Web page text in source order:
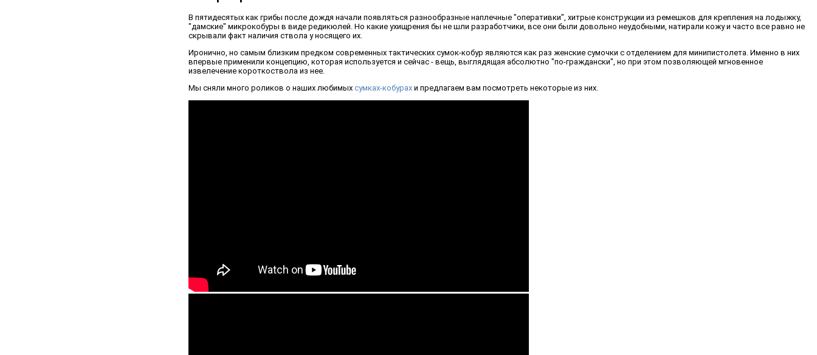
В пятидесятых как грибы после дождя начали появляться разнообразные наплечные "оперативки", хитрые конструкции из ремешков для крепления на лодыжку,
"дамские" микрокобуры в виде редикюлей. Но какие ухищрения бы не шли разработчики, все они были довольно неудобными, натирали кожу и часто все равно не
скрывали факт наличия ствола у носящего их.
Иронично, но самым близким предком современных тактических сумок-кобур являются как раз женские сумочки с отделением для минипистолета. Именно в них
впервые применили концепцию, которая используется и сейчас - вещь, выглядящая абсолютно "по-граждански", но при этом позволяющей мгновенное
извелечение короткоствола из нее.
Мы сняли много роликов о наших любимых сумках-кобурах и предлагаем вам посмотреть некоторые из них.